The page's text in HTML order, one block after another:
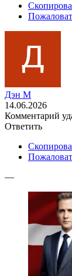
Дэн М
14.06.2026
Комментарий
Ответить
—